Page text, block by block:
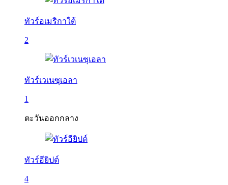
ทัวร์อเมริกาใต้
2
ทัวร์เวเนซุเอลา
1
ตะวันออกกลาง
ทัวร์อียิปต์
4